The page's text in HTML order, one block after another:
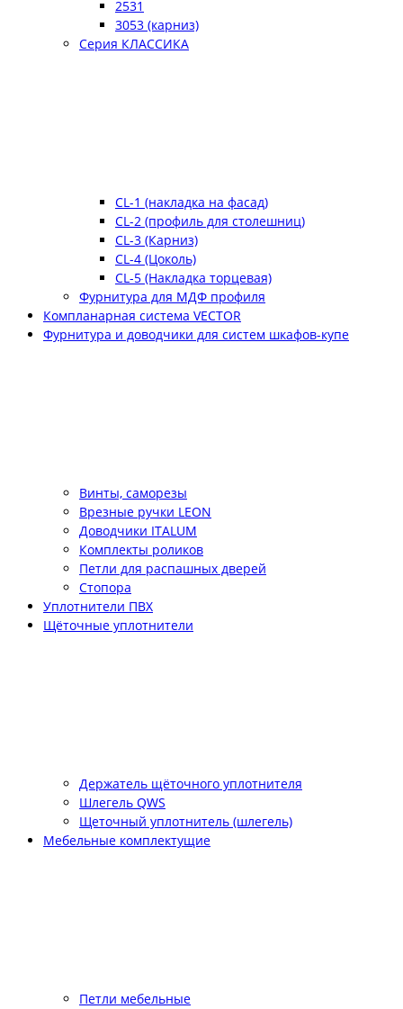
2531
3053 (карниз)
Серия КЛАССИКА
CL-1 (накладка на фасад)
CL-2 (профиль для столешниц)
CL-3 (Карниз)
CL-4 (Цоколь)
CL-5 (Накладка торцевая)
Фурнитура для МДФ профиля
Компланарная система VECTOR
Фурнитура и доводчики для систем шкафов-купе
Винты, саморезы
Врезные ручки LEON
Доводчики ITALUM
Комплекты роликов
Петли для распашных дверей
Стопора
Уплотнители ПВХ
Щёточные уплотнители
Держатель щёточного уплотнителя
Шлегель QWS
Щеточный уплотнитель (шлегель)
Мебельные комплектущие
Петли мебельные